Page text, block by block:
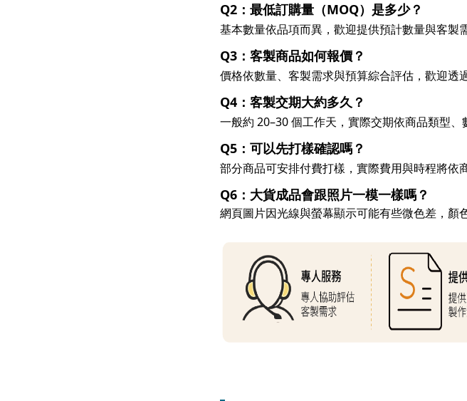
Q2：最低訂購量（MOQ）是多少？
基本數量依品項而異，歡迎提供預計數量與客製
Q3：客製商品如何報價？
價格依數量、客製需求與預算綜合評估，歡迎透
Q4：客製交期大約多久？
一般約 20–30 個工作天，實際交期依商品類型
Q5：可以先打樣確認嗎？
部分商品可安排付費打樣，實際費用與時程將依
Q6：大貨成品會跟照片一模一樣嗎？
網頁圖片因光線與螢幕顯示可能有些微色差，顏